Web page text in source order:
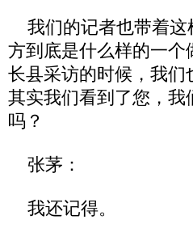
我们的记者也带着这
方到底是什么样的一
长县采访的时候，我
其实我们看到了您，
吗？
张茅：
我还记得。